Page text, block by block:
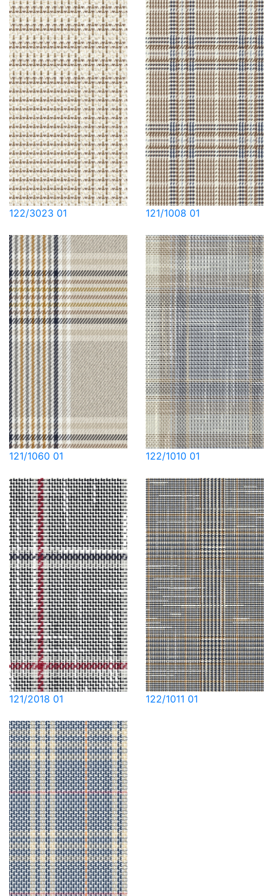
122/3023 01 121/1008 01
121/1060 01 122/1010 01
121/2018 01 122/1011 01